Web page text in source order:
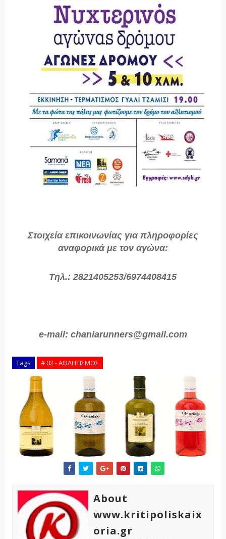
Στοιχεία επικοινωνίας για πληροφορίες
αναφορικά με τον αγώνα:
Τηλ.: 2821405253/6974408415
e-mail: chaniarunners@gmail.com
Tags # 02 - ΑΘΛΗΤΙΣΜΟΣ
About
www.kritipoliskaix
oria.gr